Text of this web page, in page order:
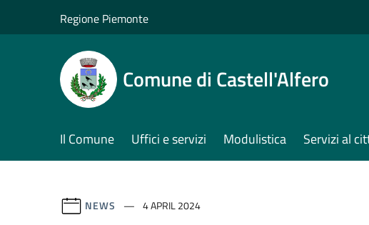
Regione Piemonte
Comune di Castell'Alfero
Il Comune Uffici e servizi Modulistica Servizi al
NEWS 4 APRIL 2024